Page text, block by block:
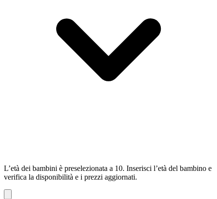
L’età dei bambini è preselezionata a 10. Inserisci l’età del bambino e
verifica la disponibilità e i prezzi aggiornati.